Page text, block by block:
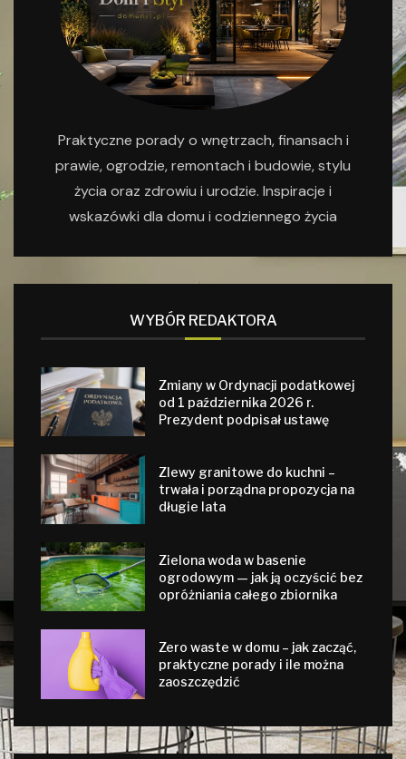
Praktyczne porady o wnętrzach, finansach i
prawie, ogrodzie, remontach i budowie, stylu
życia oraz zdrowiu i urodzie. Inspiracje i
wskazówki dla domu i codziennego życia
WYBÓR REDAKTORA
Zmiany w Ordynacji podatkowej
od 1 października 2026 r.
Prezydent podpisał ustawę
Zlewy granitowe do kuchni –
trwała i porządna propozycja na
długie lata
Zielona woda w basenie
ogrodowym — jak ją oczyścić bez
opróżniania całego zbiornika
Zero waste w domu – jak zacząć,
praktyczne porady i ile można
zaoszczędzić